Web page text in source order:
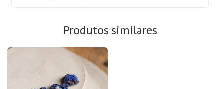
Produtos similares